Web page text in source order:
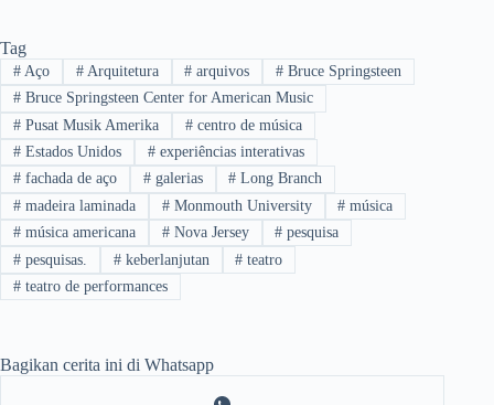
Tag
#Aço #Arquitetura # arquivos # Bruce Springsteen
#Bruce Springsteen Center for American Music
#Pusat Musik Amerika #centro de música
#Estados Unidos #experiências interativas
#fachada de aço #galerias # Long Branch
#madeira laminada #Monmouth University # música
#música americana #Nova Jersey # pesquisa
#pesquisas. #keberlanjutan # teatro
#teatro de performances
Bagikan cerita ini di Whatsapp